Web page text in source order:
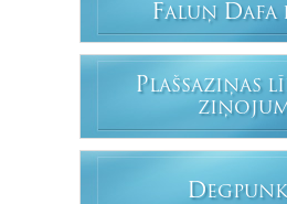
FALUŅ DAFA
PLAŠSAZIŅAS
D